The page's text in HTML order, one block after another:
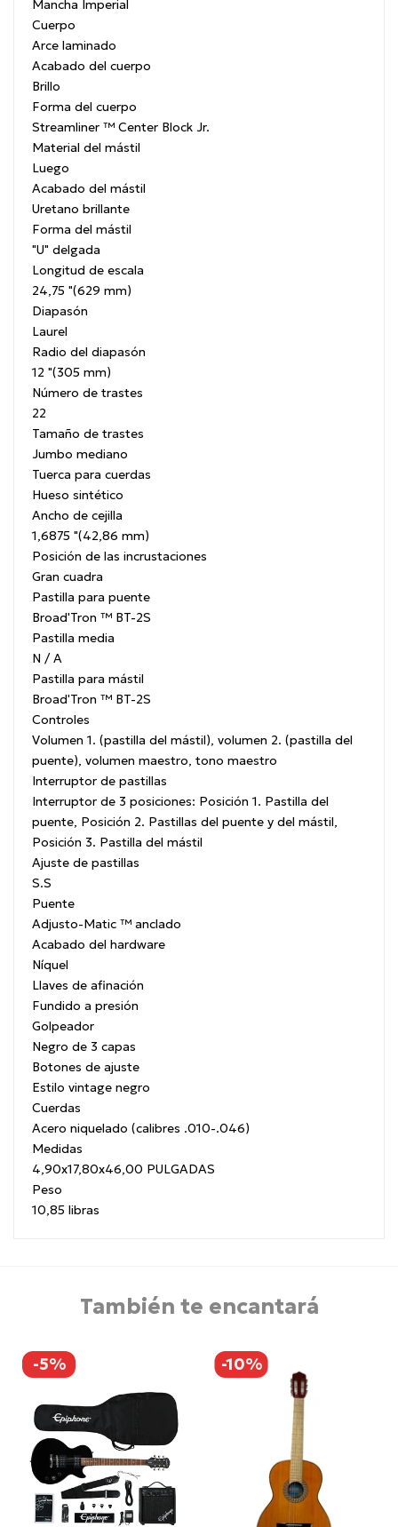
Mancha Imperial
Cuerpo
Arce laminado
Acabado del cuerpo
Brillo
Forma del cuerpo
Streamliner ™ Center Block Jr.
Material del mástil
Luego
Acabado del mástil
Uretano brillante
Forma del mástil
"U" delgada
Longitud de escala
24,75 "(629 mm)
Diapasón
Laurel
Radio del diapasón
12 "(305 mm)
Número de trastes
22
Tamaño de trastes
Jumbo mediano
Tuerca para cuerdas
Hueso sintético
Ancho de cejilla
1,6875 "(42,86 mm)
Posición de las incrustaciones
Gran cuadra
Pastilla para puente
Broad'Tron ™ BT-2S
Pastilla media
N / A
Pastilla para mástil
Broad'Tron ™ BT-2S
Controles
Volumen 1. (pastilla del mástil), volumen 2. (pastilla del
puente), volumen maestro, tono maestro
Interruptor de pastillas
Interruptor de 3 posiciones: Posición 1. Pastilla del
puente, Posición 2. Pastillas del puente y del mástil,
Posición 3. Pastilla del mástil
Ajuste de pastillas
S.S
Puente
Adjusto-Matic ™ anclado
Acabado del hardware
Níquel
Llaves de afinación
Fundido a presión
Golpeador
Negro de 3 capas
Botones de ajuste
Estilo vintage negro
Cuerdas
Acero niquelado (calibres .010-.046)
Medidas
4,90x17,80x46,00 PULGADAS
Peso
10,85 libras
También te encantará
-5% -10%